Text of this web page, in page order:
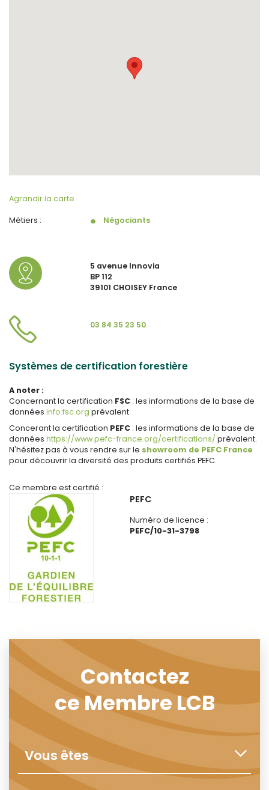
Agrandir la carte
Métiers : Négociants
5 avenue Innovia
BP 112
39101 CHOISEY France
03 84 35 23 50
Systèmes de certification forestière
A noter :
Concernant la certification FSC : les informations de la base de
données info.fsc.org prévalent
Concerant la certification PEFC : les informations de la base de
données https://www.pefc-france.org/certifications/ prévalent.
N'hésitez pas à vous rendre sur le showroom de PEFC France
pour découvrir la diversité des produits certifiés PEFC.
Ce membre est certifié :
PEFC
Numéro de licence :
PEFC/10-31-3798
Contactez
ce Membre LCB